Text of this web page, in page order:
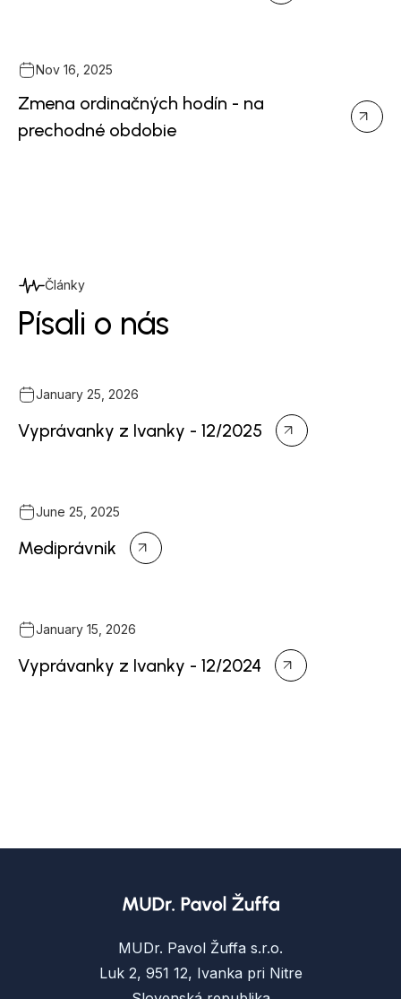
Nov 16, 2025
Zmena ordinačných hodín - na
prechodné obdobie
Články
Písali o nás
January 25, 2026
Vyprávanky z Ivanky - 12/2025
June 25, 2025
Mediprávnik
January 15, 2026
Vyprávanky z Ivanky - 12/2024
MUDr. Pavol Žuffa s.r.o.
Luk 2, 951 12, Ivanka pri Nitre